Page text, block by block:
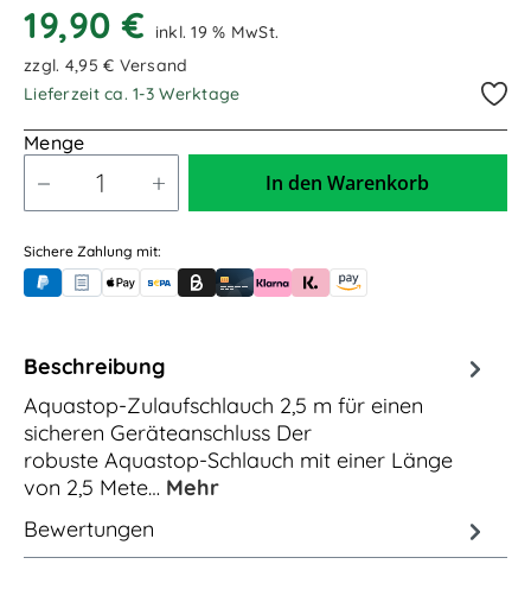
19,90 €
inkl. 19 % MwSt.
zzgl. 4,95 € Versand
Lieferzeit ca. 1-3 Werktage
Menge
In den Warenkorb
Sichere Zahlung mit:
PayPalRechnungskauf (für Behörden)
Apple PayBanküberweisung (vorab)
Rechnungskauf (Billie)
Kreditkarte
Rechnung oder Ratenkauf (Klarna)
Sofortüberweisung (Klarna)
Amazon Pay
Beschreibung
Aquastop-Zulaufschlauch 2,5 m für einen
sicheren Geräteanschluss Der
robuste Aquastop-Schlauch mit einer Länge
von 2,5 Mete… Mehr
Bewertungen